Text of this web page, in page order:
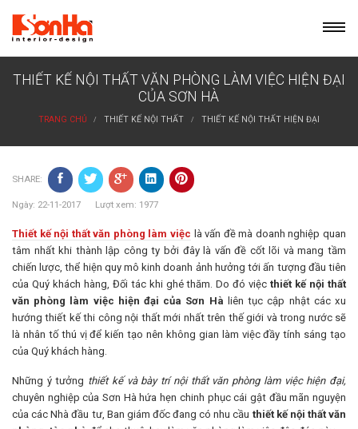
content
THIẾT KẾ NỘI THẤT VĂN PHÒNG LÀM VIỆC HIỆN ĐẠI
CỦA SƠN HÀ
TRANG CHỦ THIẾT KẾ NỘI THẤT THIẾT KẾ NỘI THẤT HIỆN ĐẠI
SHARE:
Ngày: 22-11-2017 Lượt xem: 1977
Thiết kế nội thất văn phòng làm việc là vấn đề mà doanh nghiệp quan
tâm nhất khi thành lập công ty bởi đây là vấn đề cốt lõi và mang tầm
chiến lược, thể hiện quy mô kinh doanh ảnh hưởng tới ấn tượng đầu tiên
của Quý khách hàng, Đối tác khi ghé thăm. Do đó việcthiết kế nội thất
văn phòng làm việc hiện đại của Sơn Hà liên tục cập nhật các xu
hướng thiết kế thi công nội thất mới nhất trên thế giới và trong nước sẽ
là nhân tố thú vị để kiến tạo nên không gian làm việc đầy tính sáng tạo
của Quý khách hàng.
Những ý tưởng thiết kế và bày trí nội thất văn phòng làm việc hiện đại,
chuyên nghiệp của Sơn Hà hứa hẹn chinh phục cái gật đầu mãn nguyện
của các Nhà đầu tư, Ban giám đốc đang có nhu cầu thiết kế nội thất văn